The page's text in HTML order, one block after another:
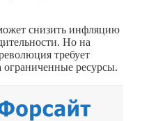
снизить инфляцию
Но на
требует
ресурсы.